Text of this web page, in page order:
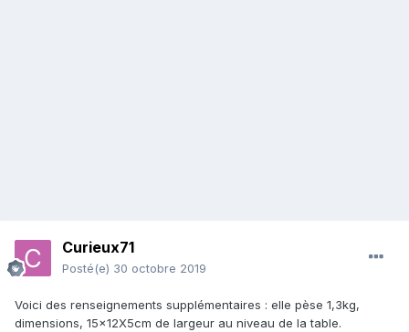
Curieux71
Posté(e) 30 octobre 2019
Voici des renseignements supplémentaires : elle pèse 1,3kg,
dimensions, 15x12X5cm de largeur au niveau de la table.